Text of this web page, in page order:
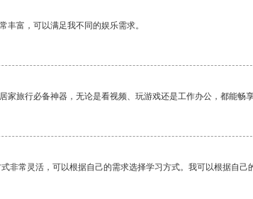
丰富，可以满足我不同的娱乐需求。
家旅行必备神器，无论是看视频、玩游戏还是工作办公，都能
非常灵活，可以根据自己的需求选择学习方式。我可以根据自己